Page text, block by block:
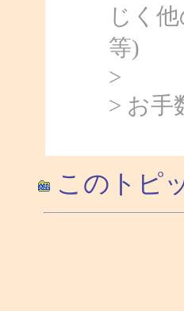
じく
等)
>
> お手
このトピ